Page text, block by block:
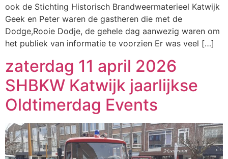
ook de Stichting Historisch Brandweermaterieel Katwijk
Geek en Peter waren de gastheren die met de
Dodge,Rooie Dodje, de gehele dag aanwezig waren om
het publiek van informatie te voorzien Er was veel […]
zaterdag 11 april 2026
SHBKW Katwijk jaarlijkse
Oldtimerdag Events